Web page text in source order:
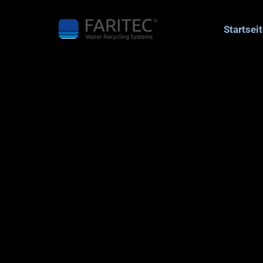
Fahrzeugwaschanlagen